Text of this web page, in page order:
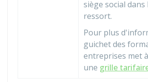
siège social dans
ressort.
Pour plus
guichet des
entreprises met
une grille